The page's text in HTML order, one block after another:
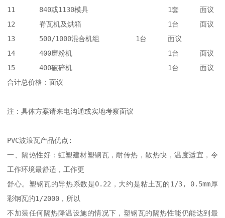
11	840或1130模具	                1套	面议
12	脊瓦机及烘箱	                1台	面议
13	500/1000混合机组	        1台	面议
14	400磨粉机	                1台	面议
15	400破碎机	                1台	面议
合计总价格：面议
注：具体方案请来电沟通或实地考察面议
PVC波浪瓦产品优点:
一、隔热性好：虹塑建材塑钢瓦，耐传热，散热快，温度适宜，令
工作环境最舒适，工作更
舒心。塑钢瓦的导热系数是0.22，大约是粘土瓦的1/3, 0.5mm厚
彩钢瓦的1/2000，所以
不加装任何隔热降温设施的情况下，塑钢瓦的隔热性能仍能达到最